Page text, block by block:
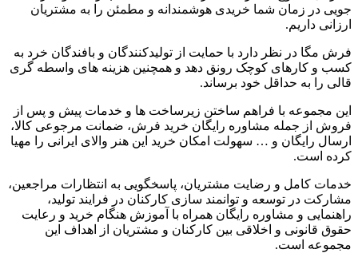
جویی در زمان شما خریدی هوشمندانه و مطمئن را به مشتریان
ارزانی داریم.
فرش مگا در نظر دارد با حمایت از تولیدکنندگان و بافندگان خرد به
کسب و کارهای کوچک رونق دهد و همچنین هزینه های واسطه گری
قالی را به حداقل خود برساند.
این مجموعه با فراهم ساختن زیرساخت ها و خدمات پیش و پس از
فروش از جمله مشاوره رایگان خرید فرش، ضمانت مرجوعی کالا،
ارسال رایگان و … سهولت امکان خرید این هنر والای ایرانی را مهیا
کرده است.
خدمات کامل و رضایت مشتریان، پاسخگویی به انتظارات مراجعین،
مشارکت در توسعه و توانمند سازی کارکنان در فرایند تولید،
راهنمایی و مشاوره رایگان همراه با آموزش هنگام خرید و رعایت
حقوق قانونی و اخلاقی بین کارکنان و مشتریان از اهداف این
مجموعه است.